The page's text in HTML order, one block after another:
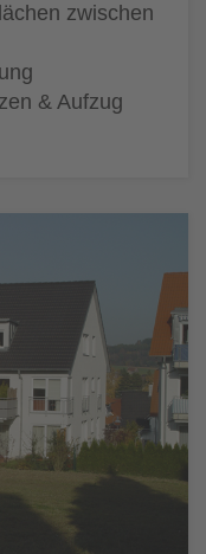
zwischen
& Aufzug